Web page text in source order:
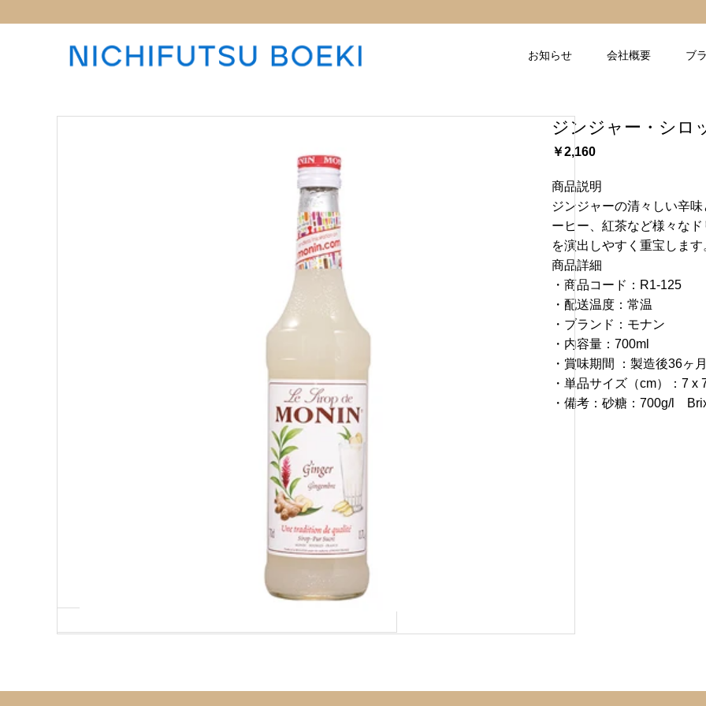
お知らせ 会社概要 ブ
ジンジャー・シロ
￥2,160
商品説明
ジンジャーの清々しい辛
ーヒー、紅茶など様々な
を演出しやすく重宝します
商品詳細
・商品コード：R1-125
・配送温度：常温
・ブランド：モナン
・内容量：700ml
・賞味期間 ：製造後36ヶ月
・単品サイズ（cm）：7 x
・備考：砂糖：700g/l